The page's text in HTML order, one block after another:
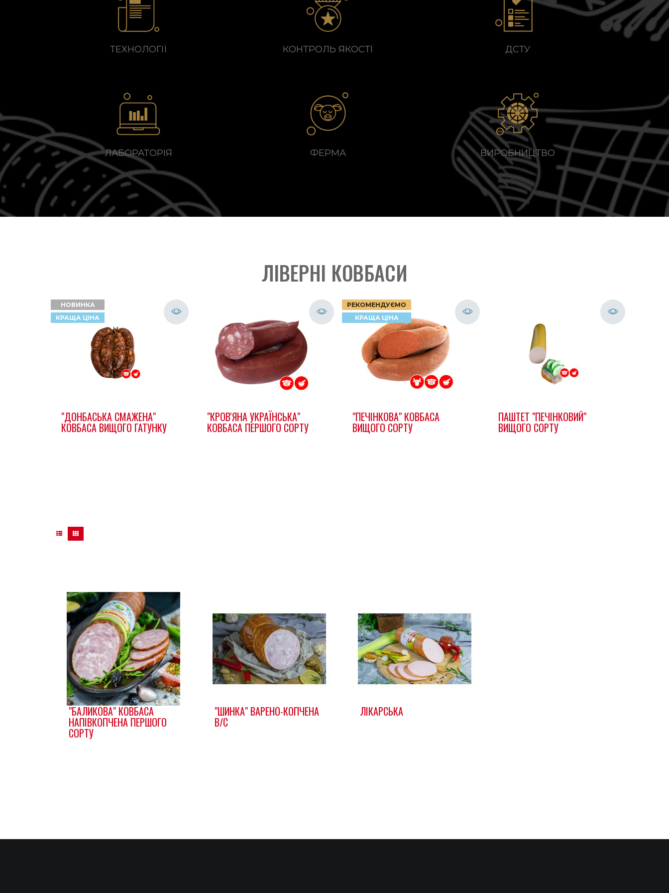
ТЕХНОЛОГІЇ КОНТРОЛЬ ЯКОСТІ ДСТУ
ЛАБОРАТОРІЯ ФЕРМА ВИРОБНИЦТВО
ЛІВЕРНІ КОВБАСИ
НОВИНКА
КРАЩА ЦІНА
"ДОНБАСЬКА СМАЖЕНА"
КОВБАСА ВИЩОГО ГАТУНКУ
"КРОВ'ЯНА УКРАЇНСЬКА"
КОВБАСА ПЕРШОГО СОРТУ
РЕКОМЕНДУЄМО
КРАЩА ЦІНА
"ПЕЧІНКОВА" КОВБАСА
ВИЩОГО СОРТУ
ПАШТЕТ "ПЕЧІНКОВИЙ"
ВИЩОГO СОРТУ
"БАЛИКОВА" КОВБАСА
НАПІВКОПЧЕНА ПЕРШОГО
СОРТУ
"ШИНКА" ВАРЕНО-КОПЧЕНА
В/С
ЛІКАРСЬКА